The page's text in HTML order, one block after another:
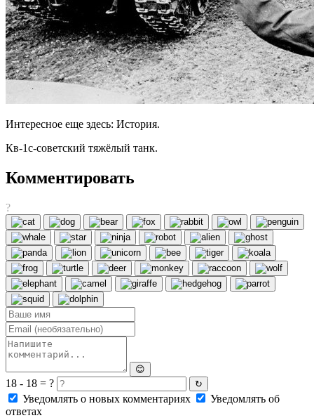
Интересное еще здесь: История.
Кв-1с-советский тяжёлый танк.
Комментировать
?
😊
18 - 18 = ? ↻
Уведомлять о новых комментариях
Уведомлять об
ответах